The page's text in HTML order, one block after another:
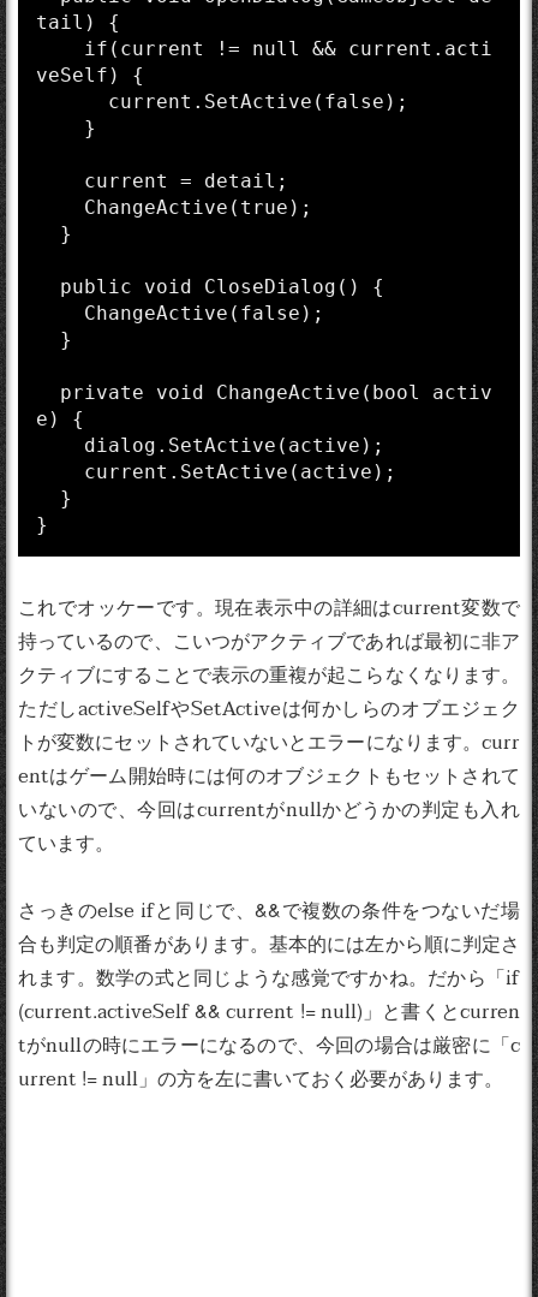
tail) {
veSelf) {
e) {
}
これでオッケーです。現在表示中の詳細はcurrent変数で
持っているので、こいつがアクティブであれば最初に非ア
クティブにすることで表示の重複が起こらなくなります。
ただしactiveSelfやSetActiveは何かしらのオブエジェク
トが変数にセットされていないとエラーになります。curr
entはゲーム開始時には何のオブジェクトもセットされて
いないので、今回はcurrentがnullかどうかの判定も入れ
ています。
さっきのelse ifと同じで、&&で複数の条件をつないだ場
合も判定の順番があります。基本的には左から順に判定さ
れます。数学の式と同じような感覚ですかね。だから「if
(current.activeSelf && current != null)」と書くとcurren
tがnullの時にエラーになるので、今回の場合は厳密に「c
urrent != null」の方を左に書いておく必要があります。